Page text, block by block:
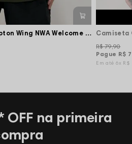
Camiseta Oversized Compton Wing NWA Welcome - Verde Musgo Camiseta
Pague R$
R$ 79,90
6x R$
OFF na primeira